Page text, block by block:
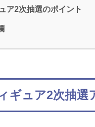
ア2次抽選のポイント
ギュア2次抽選